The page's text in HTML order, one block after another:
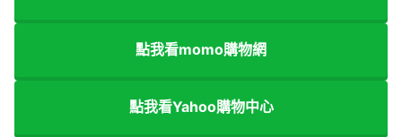
點我看momo購物網
點我看Yahoo購物中心